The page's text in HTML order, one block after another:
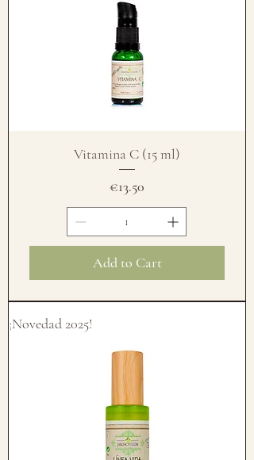
Vitamina C (15 ml)
Price
€13.50
Add to Cart
¡Novedad 2025!